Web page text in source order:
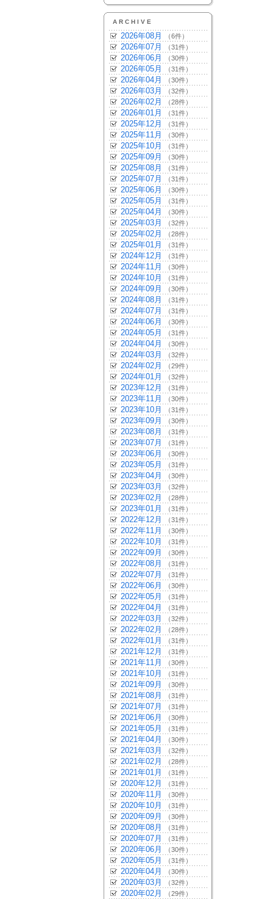
ARCHIVE
2026年08月 （6件）
2026年07月 （31件）
2026年06月 （30件）
2026年05月 （31件）
2026年04月 （30件）
2026年03月 （32件）
2026年02月 （28件）
2026年01月 （31件）
2025年12月 （31件）
2025年11月 （30件）
2025年10月 （31件）
2025年09月 （30件）
2025年08月 （31件）
2025年07月 （31件）
2025年06月 （30件）
2025年05月 （31件）
2025年04月 （30件）
2025年03月 （32件）
2025年02月 （28件）
2025年01月 （31件）
2024年12月 （31件）
2024年11月 （30件）
2024年10月 （31件）
2024年09月 （30件）
2024年08月 （31件）
2024年07月 （31件）
2024年06月 （30件）
2024年05月 （31件）
2024年04月 （30件）
2024年03月 （32件）
2024年02月 （29件）
2024年01月 （32件）
2023年12月 （31件）
2023年11月 （30件）
2023年10月 （31件）
2023年09月 （30件）
2023年08月 （31件）
2023年07月 （31件）
2023年06月 （30件）
2023年05月 （31件）
2023年04月 （30件）
2023年03月 （32件）
2023年02月 （28件）
2023年01月 （31件）
2022年12月 （31件）
2022年11月 （30件）
2022年10月 （31件）
2022年09月 （30件）
2022年08月 （31件）
2022年07月 （31件）
2022年06月 （30件）
2022年05月 （31件）
2022年04月 （31件）
2022年03月 （32件）
2022年02月 （28件）
2022年01月 （31件）
2021年12月 （31件）
2021年11月 （30件）
2021年10月 （31件）
2021年09月 （30件）
2021年08月 （31件）
2021年07月 （31件）
2021年06月 （30件）
2021年05月 （31件）
2021年04月 （30件）
2021年03月 （32件）
2021年02月 （28件）
2021年01月 （31件）
2020年12月 （31件）
2020年11月 （30件）
2020年10月 （31件）
2020年09月 （30件）
2020年08月 （31件）
2020年07月 （31件）
2020年06月 （30件）
2020年05月 （31件）
2020年04月 （30件）
2020年03月 （32件）
2020年02月 （29件）